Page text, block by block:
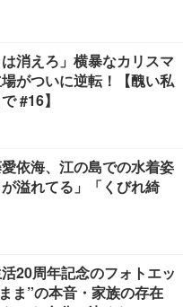
は消えろ」横暴なカリスマ
がついに逆転！【醜い私
#16】
愛依海、江の島での水着姿
溢れてる」「くびれ綺
20周年記念のフォトエッ
ま”の本音・家族の存在